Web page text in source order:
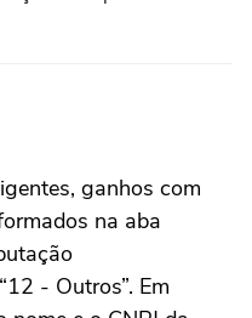
ganhos com
na aba
- Outros”. Em